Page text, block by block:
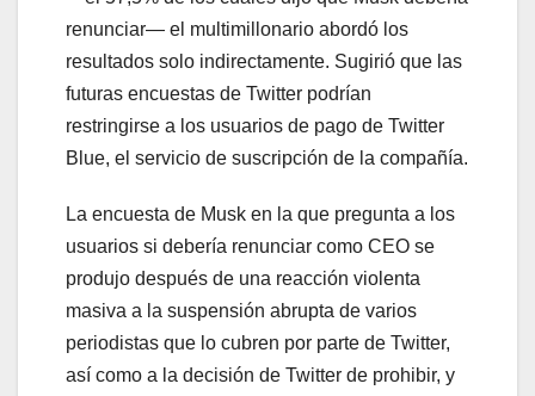
renunciar— el multimillonario abordó los
resultados solo indirectamente. Sugirió que las
futuras encuestas de Twitter podrían
restringirse a los usuarios de pago de Twitter
Blue, el servicio de suscripción de la compañía.
La encuesta de Musk en la que pregunta a los
usuarios si debería renunciar como CEO se
produjo después de una reacción violenta
masiva a la suspensión abrupta de varios
periodistas que lo cubren por parte de Twitter,
así como a la decisión de Twitter de prohibir, y